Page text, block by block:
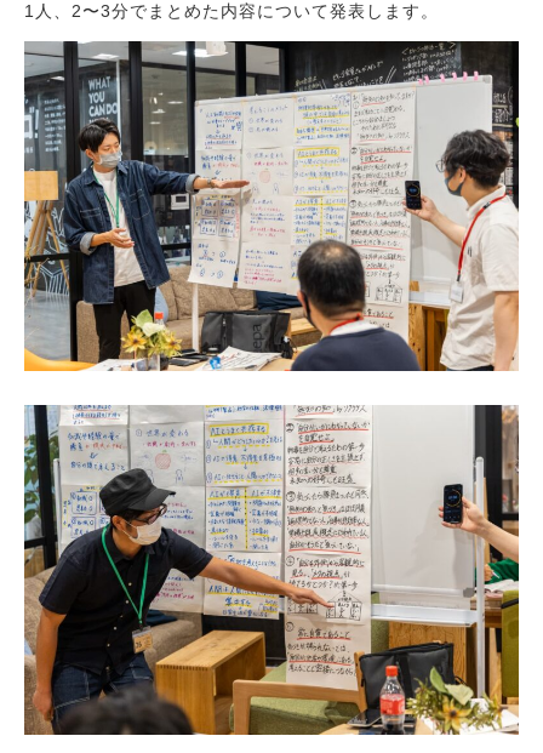
1人、2〜3分でまとめた内容について発表します。